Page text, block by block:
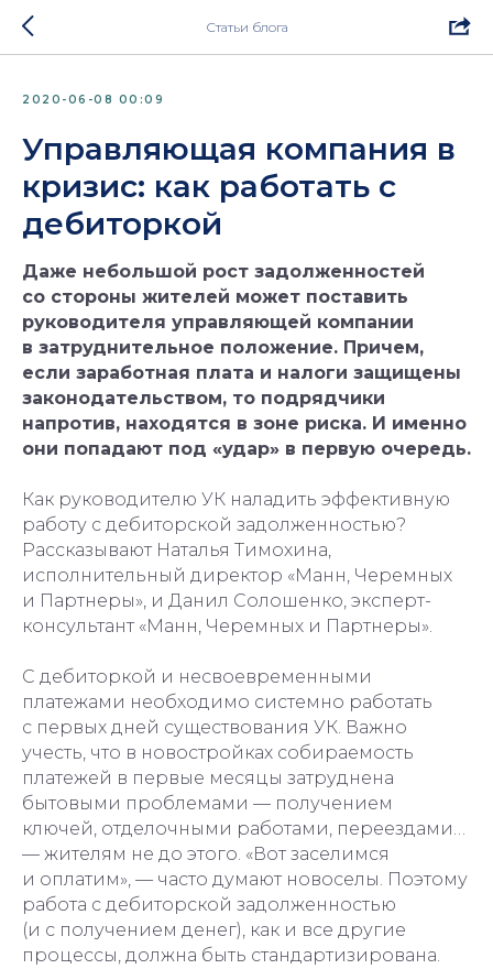
Статьи блога
2020-06-08 00:09
Управляющая компания в
кризис: как работать с
дебиторкой
Даже небольшой рост задолженностей
со стороны жителей может поставить
руководителя управляющей компании
в затруднительное положение. Причем,
если заработная плата и налоги защищены
законодательством, то подрядчики
напротив, находятся в зоне риска. И именно
они попадают под «удар» в первую очередь.
Как руководителю УК наладить эффективную
работу с дебиторской задолженностью?
Рассказывают Наталья Тимохина,
исполнительный директор «Манн, Черемных
и Партнеры», и Данил Солошенко, эксперт-
консультант «Манн, Черемных и Партнеры».
С дебиторкой и несвоевременными
платежами необходимо системно работать
с первых дней существования УК. Важно
учесть, что в новостройках собираемость
платежей в первые месяцы затруднена
бытовыми проблемами — получением
ключей, отделочными работами, переездами…
— жителям не до этого. «Вот заселимся
и оплатим», — часто думают новоселы. Поэтому
работа с дебиторской задолженностью
(и с получением денег), как и все другие
процессы, должна быть стандартизирована.